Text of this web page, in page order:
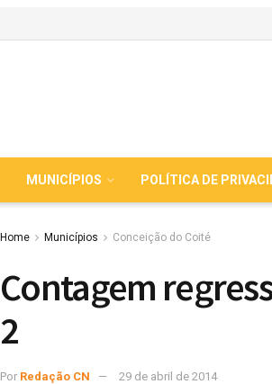
MUNICÍPIOS POLÍTICA DE
Home Municípios Conceição do Coité
Contagem
2
Por Redação CN 29 de abril de 2014